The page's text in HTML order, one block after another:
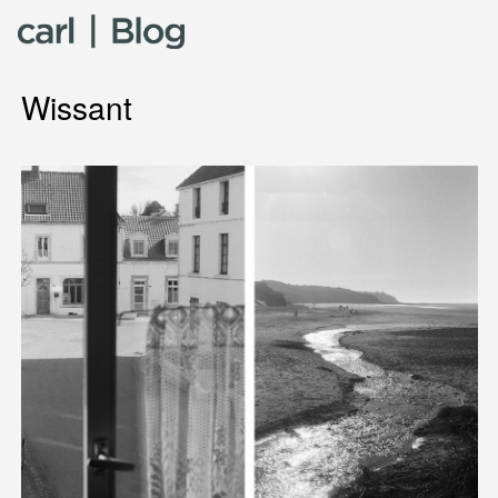
Skip to content
Wissant